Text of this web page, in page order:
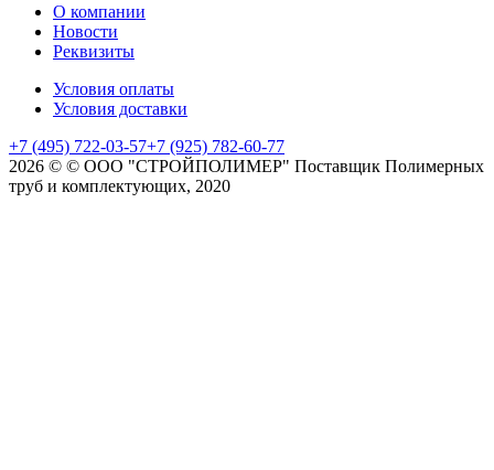
О компании
Новости
Реквизиты
Условия оплаты
Условия доставки
+7 (495) 722-03-57+7 (925) 782-60-77
2026 © © ООО "СТРОЙПОЛИМЕР" Поставщик Полимерных
труб и комплектующих, 2020